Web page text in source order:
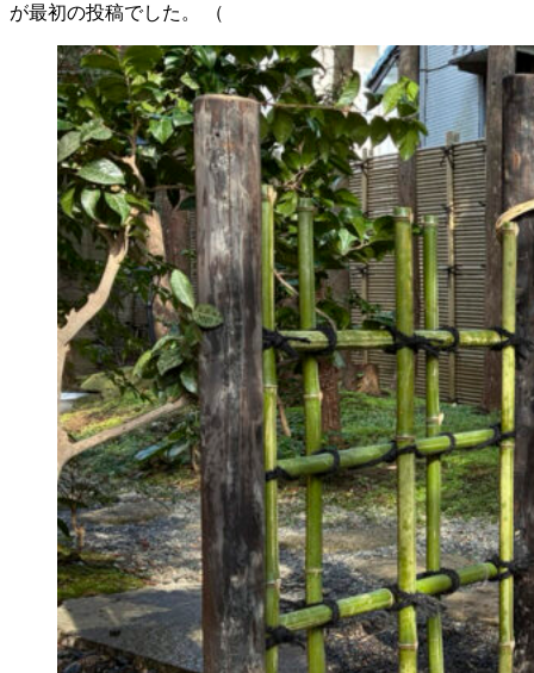
が最初の投稿でした。 （